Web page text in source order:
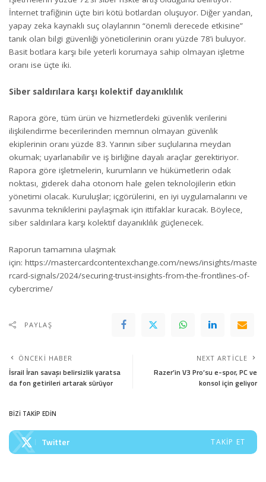
İnternet trafiğinin üçte biri kötü botlardan oluşuyor. Diğer yandan,
yapay zeka kaynaklı suç olaylarının “önemli derecede etkisine”
tanık olan bilgi güvenliği yöneticilerinin oranı yüzde 78’i buluyor.
Basit botlara karşı bile yeterli korumaya sahip olmayan işletme
oranı ise üçte iki.
Siber saldırılara karşı kolektif dayanıklılık
Rapora göre, tüm ürün ve hizmetlerdeki güvenlik verilerini
ilişkilendirme becerilerinden memnun olmayan güvenlik
ekiplerinin oranı yüzde 83. Yarının siber suçlularına meydan
okumak; uyarlanabilir ve iş birliğine dayalı araçlar gerektiriyor.
Rapora göre işletmelerin, kurumların ve hükümetlerin odak
noktası, giderek daha otonom hale gelen teknolojilerin etkin
yönetimi olacak. Kuruluşlar; içgörülerini, en iyi uygulamalarını ve
savunma tekniklerini paylaşmak için ittifaklar kuracak. Böylece,
siber saldırılara karşı kolektif dayanıklılık güçlenecek.
Raporun tamamına ulaşmak
için: https://mastercardcontentexchange.com/news/insights/maste
rcard-signals/2024/securing-trust-insights-from-the-frontlines-of-
cybercrime/
PAYLAŞ
ÖNCEKI HABER
İsrail İran savaşı belirsizlik yaratsa
da fon getirileri artarak sürüyor
NEXT ARTICLE
Razer’in V3 Pro’su e-spor, PC ve
konsol için geliyor
BİZİ TAKİP EDİN
Twitter TAKIP ET